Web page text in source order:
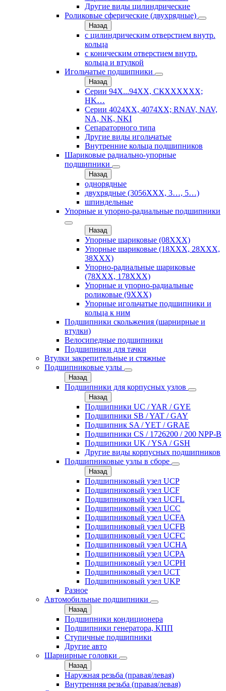
Другие виды цилиндрические
Роликовые сферические (двухрядные)
Назад
с цилиндрическим отверстием внутр.
кольца
с коническим отверстием внутр.
кольца и втулкой
Игольчатые подшипники
Назад
Серии 94Х...94ХХ, СКХХХХХХ;
HK…
Серии 4024ХХ, 4074ХХ; RNAV, NAV,
NA, NK, NKI
Сепараторного типа
Другие виды игольчатые
Внутренние кольца подшипников
Шариковые радиально-упорные
подшипники
Назад
однорядные
двухрядные (3056ХХХ, 3…, 5…)
шпиндельные
Упорные и упорно-радиальные подшипники
Назад
Упорные шариковые (08XXX)
Упорные шариковые (18XXX, 28XXХ,
38ХХХ)
Упорно-радиальные шариковые
(78XXX, 178ХХХ)
Упорные и упорно-радиальные
роликовые (9ХХХ)
Упорные игольчатые подшипники и
кольца к ним
Подшипники скольжения (шарнирные и
втулки)
Велосипедные подшипники
Подшипники для тачки
Втулки закрепительные и стяжные
Подшипниковые узлы
Назад
Подшипники для корпусных узлов
Назад
Подшипники UC / YAR / GYE
Подшипники SB / YAT / GAY
Подшипник SA / YET / GRAE
Подшипники CS / 1726200 / 200 NPP-B
Подшипники UK / YSA / GSH
Другие виды корпусных подшипников
Подшипниковые узлы в сборе
Назад
Подшипниковый узел UCP
Подшипниковый узел UCF
Подшипниковый узел UCFL
Подшипниковый узел UCC
Подшипниковый узел UCFA
Подшипниковый узел UCFB
Подшипниковый узел UCFC
Подшипниковый узел UCHA
Подшипниковый узел UCPA
Подшипниковый узел UCPH
Подшипниковый узел UCT
Подшипниковый узел UKP
Разное
Автомобильные подшипники
Назад
Подшипники кондиционера
Подшипники генератора, КПП
Ступичные подшипники
Другие авто
Шарнирные головки
Назад
Наружная резьба (правая/левая)
Внутренняя резьба (правая/левая)